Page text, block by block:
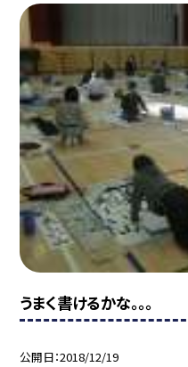
うまく書けるかな。。。
公開日 2018/12/19